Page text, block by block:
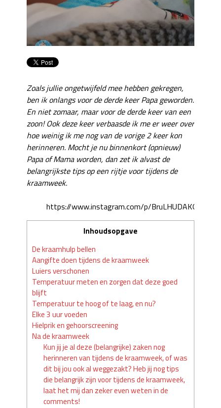
Zoals jullie ongetwijfeld mee hebben gekregen,
ben ik onlangs voor de derde keer Papa geworden.
En niet zomaar, maar voor de derde keer van een
zoon! Ook deze keer verbaasde ik me er weer over
hoe weinig ik me nog van de vorige 2 keer kon
herinneren. Mocht je nu binnenkort (opnieuw)
Papa of Mama worden, dan zet ik alvast de
belangrijkste tips op een rijtje voor tijdens de
kraamweek.
https://www.instagram.com/p/BruLHUDAKQN/
Inhoudsopgave
De kraamhulp bellen
Aangifte doen tijdens de kraamweek
Luiers verschonen
Temperatuur meten en zorgen dat deze goed
blijft
Temperatuur te hoog of te laag, en nu?
Elke 3 uur voeden
Hielprik en gehoorscreening
Na de kraamweek
Kun jij je al deze (belangrijke) zaken nog
herinneren van tijdens de kraamweek, of was
dit bij jou ook al weggezakt? Heb jij nog tips
die belangrijk zijn voor tijdens de kraamweek,
laat het mij dan zeker even weten in de
comments!